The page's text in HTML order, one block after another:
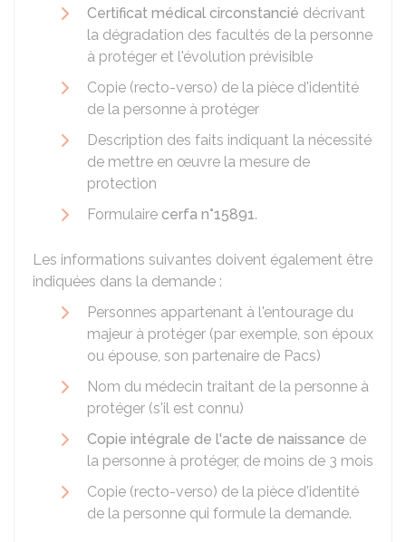
Certificat médical circonstancié décrivant
la dégradation des facultés de la personne
à protéger et l'évolution prévisible
Copie (recto-verso) de la pièce d'identité
de la personne à protéger
Description des faits indiquant la nécessité
de mettre en œuvre la mesure de
protection
Formulaire cerfa n°15891.
Les informations suivantes doivent également être
indiquées dans la demande :
Personnes appartenant à l'entourage du
majeur à protéger (par exemple, son époux
ou épouse, son partenaire de Pacs)
Nom du médecin traitant de la personne à
protéger (s'il est connu)
Copie intégrale de l'acte de naissance de
la personne à protéger, de moins de 3 mois
Copie (recto-verso) de la pièce d'identité
de la personne qui formule la demande.